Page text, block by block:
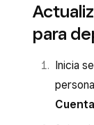
para
Inicia